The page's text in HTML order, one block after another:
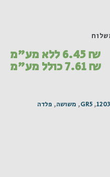
6.45₪ ללא מע"מ
7.61₪ כולל מע"מ
,
GR5
, משושה, פלדה